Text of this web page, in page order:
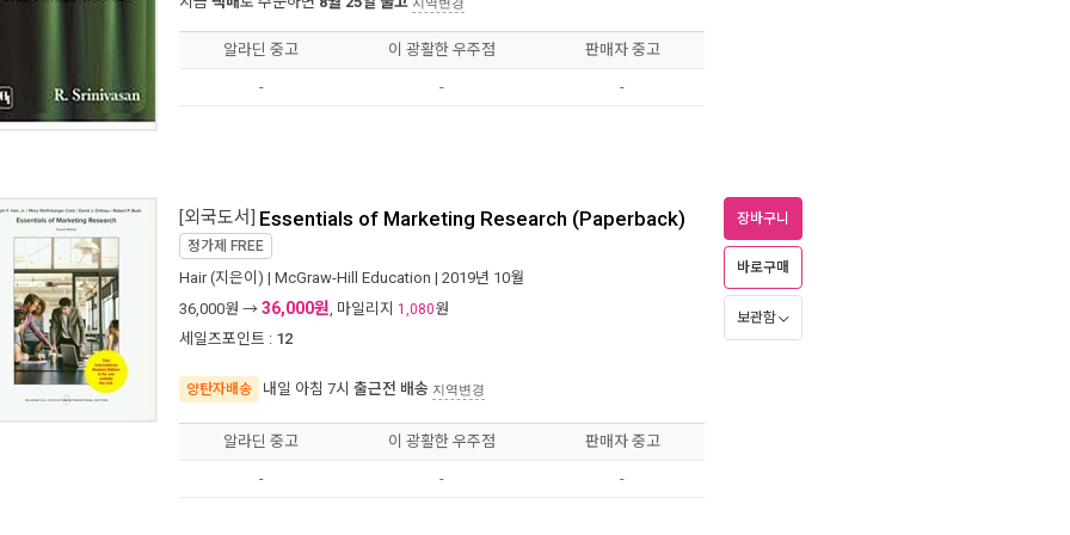
알라딘 중고 이 광활한 우주점 판매자 중고
- - -
[외국도서] Essentials of Marketing Research (Paperback)
정가제 FREE
Hair(지은이) | McGraw-Hill Education | 2019년 10월
36,000원 → 36,000원, 마일리지 1,080원
세일즈포인트 : 12
양탄자배송 내일 아침 7시 출근전 배송 지역변경
장바구니
바로구매
보관함
알라딘 중고 이 광활한 우주점 판매자 중고
- - -